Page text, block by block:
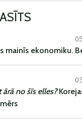
mainīs ekonomiku.
ārā no šīs elles?